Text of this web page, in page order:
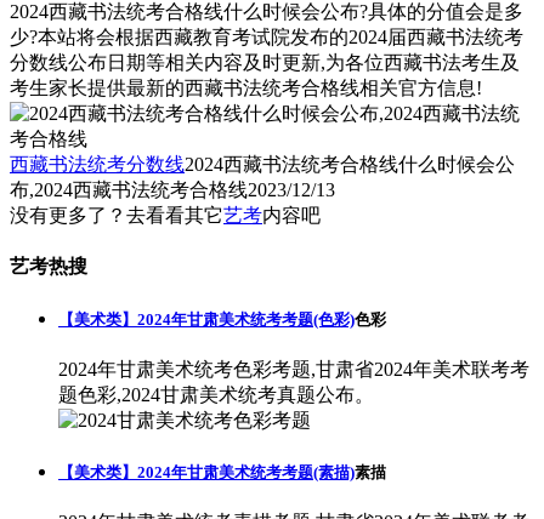
2024西藏书法统考合格线什么时候会公布?具体的分值会是多
少?本站将会根据西藏教育考试院发布的2024届西藏书法统考
分数线公布日期等相关内容及时更新,为各位西藏书法考生及
考生家长提供最新的西藏书法统考合格线相关官方信息!
西藏书法统考分数线2024西藏书法统考合格线什么时候会公
布,2024西藏书法统考合格线2023/12/13
没有更多了？去看看其它艺考内容吧
艺考热搜
【美术类】2024年甘肃美术统考考题(色彩)色彩
2024年甘肃美术统考色彩考题,甘肃省2024年美术联考考
题色彩,2024甘肃美术统考真题公布。
【美术类】2024年甘肃美术统考考题(素描)素描